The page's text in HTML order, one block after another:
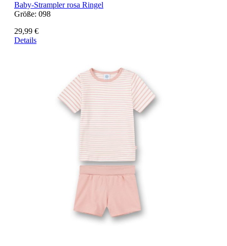
Baby-Strampler rosa Ringel
Größe: 098
29,99 €
Details